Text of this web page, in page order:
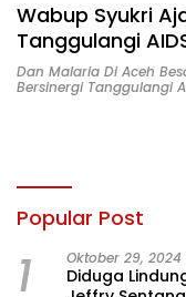
Wabup Syukri
Tanggulangi
Besar
Dan Malaria Di Aceh
Bersinergi Tanggulangi
Popular Post
1 Oktober 29, 2024
Diduga